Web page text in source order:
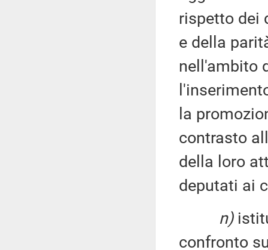
rispetto dei
e della
nell'ambito
la
contrasto
della loro
deputati ai
n)
confronto